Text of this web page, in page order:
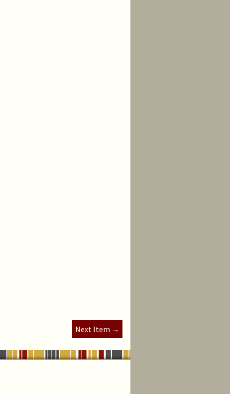
Next Item →